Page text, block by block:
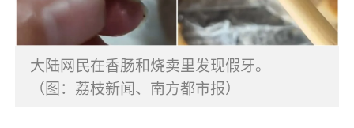
大陆网民在香肠和烧卖里发现假牙。
（图：荔枝新闻、南方都市报）